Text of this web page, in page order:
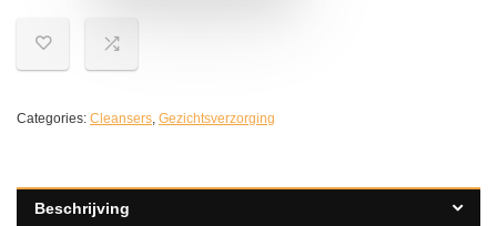
Categories: Cleansers, Gezichtsverzorging
Beschrijving